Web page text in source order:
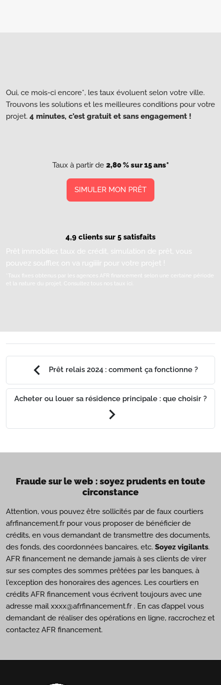
Oui, ce mois-ci encore*, les taux évoluent selon votre ville.
Trouvons les solutions et les meilleures conditions pour votre
projet. 4 minutes, c’est gratuit et sans engagement !
Taux à partir de 2,80 % sur 15 ans*
SIMULER MON PRÊT
4,9 clients sur 5 satisfaits
Prêt immobilier, taux de crédit, simulation de prêt, vous
pouvez souffler, on va rugiiiir pour votre projet !
*Taux fixes obtenus par les agences AFR financement selon une certaine période
et la nature du projet.
Consultez tous nos taux ici.
chevron_left Prêt relais 2024 : comment ça fonctionne ?
Acheter ou louer sa résidence principale : que choisir ?
chevron_right
Fraude sur le web : soyez prudents en toute
circonstance
Attention, vous pouvez être sollicités par de faux courtiers
afrfinancement.fr pour vous proposer de bénéficier de
crédits, en vous demandant de transmettre des documents,
des fonds, des coordonnées bancaires, etc. Soyez vigilants.
AFR financement ne demande jamais à ses clients de virer
sur ses comptes des sommes prêtées par les banques, à
l'exception des honoraires des agences. Les courtiers en
crédits AFR financement vous écrivent toujours avec une
adresse mail xxxx@afrfinancement.fr . En cas d’appel vous
demandant de réaliser des opérations en ligne, raccrochez et
contactez AFR financement.